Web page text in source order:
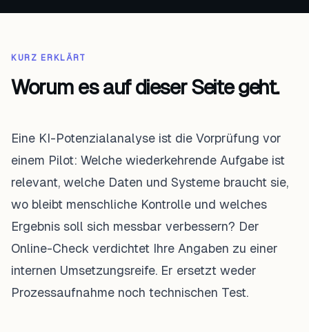
KURZ ERKLÄRT
Worum es auf dieser Seite geht.
Eine KI-Potenzialanalyse ist die Vorprüfung vor
einem Pilot: Welche wiederkehrende Aufgabe ist
relevant, welche Daten und Systeme braucht sie,
wo bleibt menschliche Kontrolle und welches
Ergebnis soll sich messbar verbessern? Der
Online-Check verdichtet Ihre Angaben zu einer
internen Umsetzungsreife. Er ersetzt weder
Prozessaufnahme noch technischen Test.